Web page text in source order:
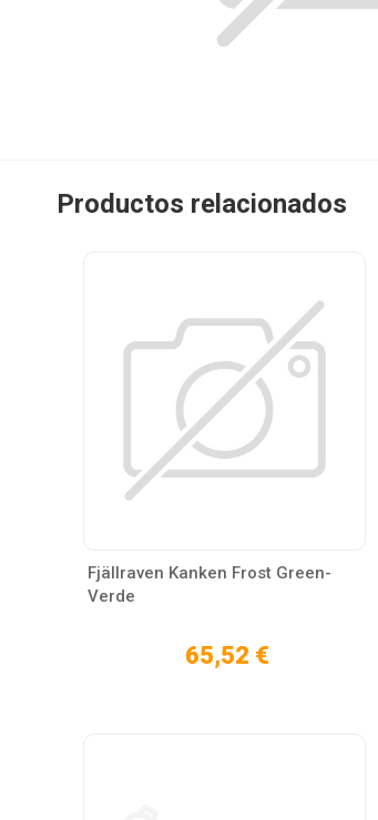
Productos relacionados
Fjällraven Kanken Frost Green-
Verde
65,52 €